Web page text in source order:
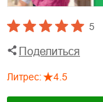
5
Поделиться
Литрес: 4.5